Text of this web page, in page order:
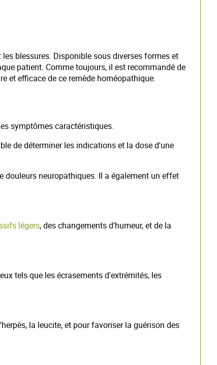
blessures. Disponible sous diverses formes et
patient. Comme toujours, il est recommandé de
et efficace de ce remède homéopathique.
symptômes caractéristiques.
de déterminer les indications et la dose d'une
douleurs neuropathiques. Il a également un effet
légers, des changements d’humeur, et de la
tels que les écrasements d'extrémités, les
la leucite, et pour favoriser la guérison des